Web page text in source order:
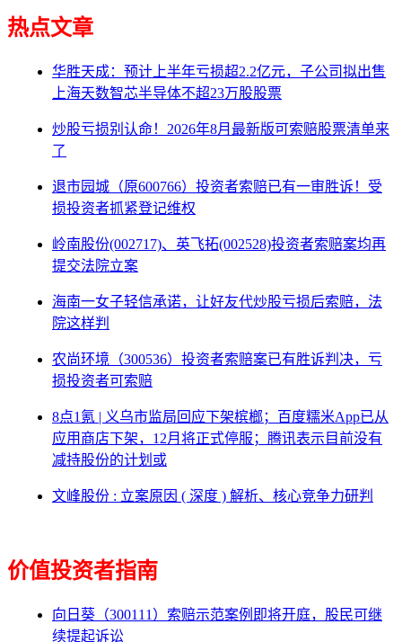
热点文章
华胜天成：预计上半年亏损超2.2亿元，子公司拟出售
上海天数智芯半导体不超23万股股票
炒股亏损别认命！2026年8月最新版可索赔股票清单来
了
退市园城（原600766）投资者索赔已有一审胜诉！受
损投资者抓紧登记维权
岭南股份(002717)、英飞拓(002528)投资者索赔案均再
提交法院立案
海南一女子轻信承诺，让好友代炒股亏损后索赔，法
院这样判
农尚环境（300536）投资者索赔案已有胜诉判决，亏
损投资者可索赔
8点1氪 | 义乌市监局回应下架槟榔；百度糯米App已从
应用商店下架，12月将正式停服；腾讯表示目前没有
减持股份的计划或
文峰股份 : 立案原因 ( 深度 ) 解析、核心竞争力研判
价值投资者指南
向日葵（300111）索赔示范案例即将开庭，股民可继
续提起诉讼